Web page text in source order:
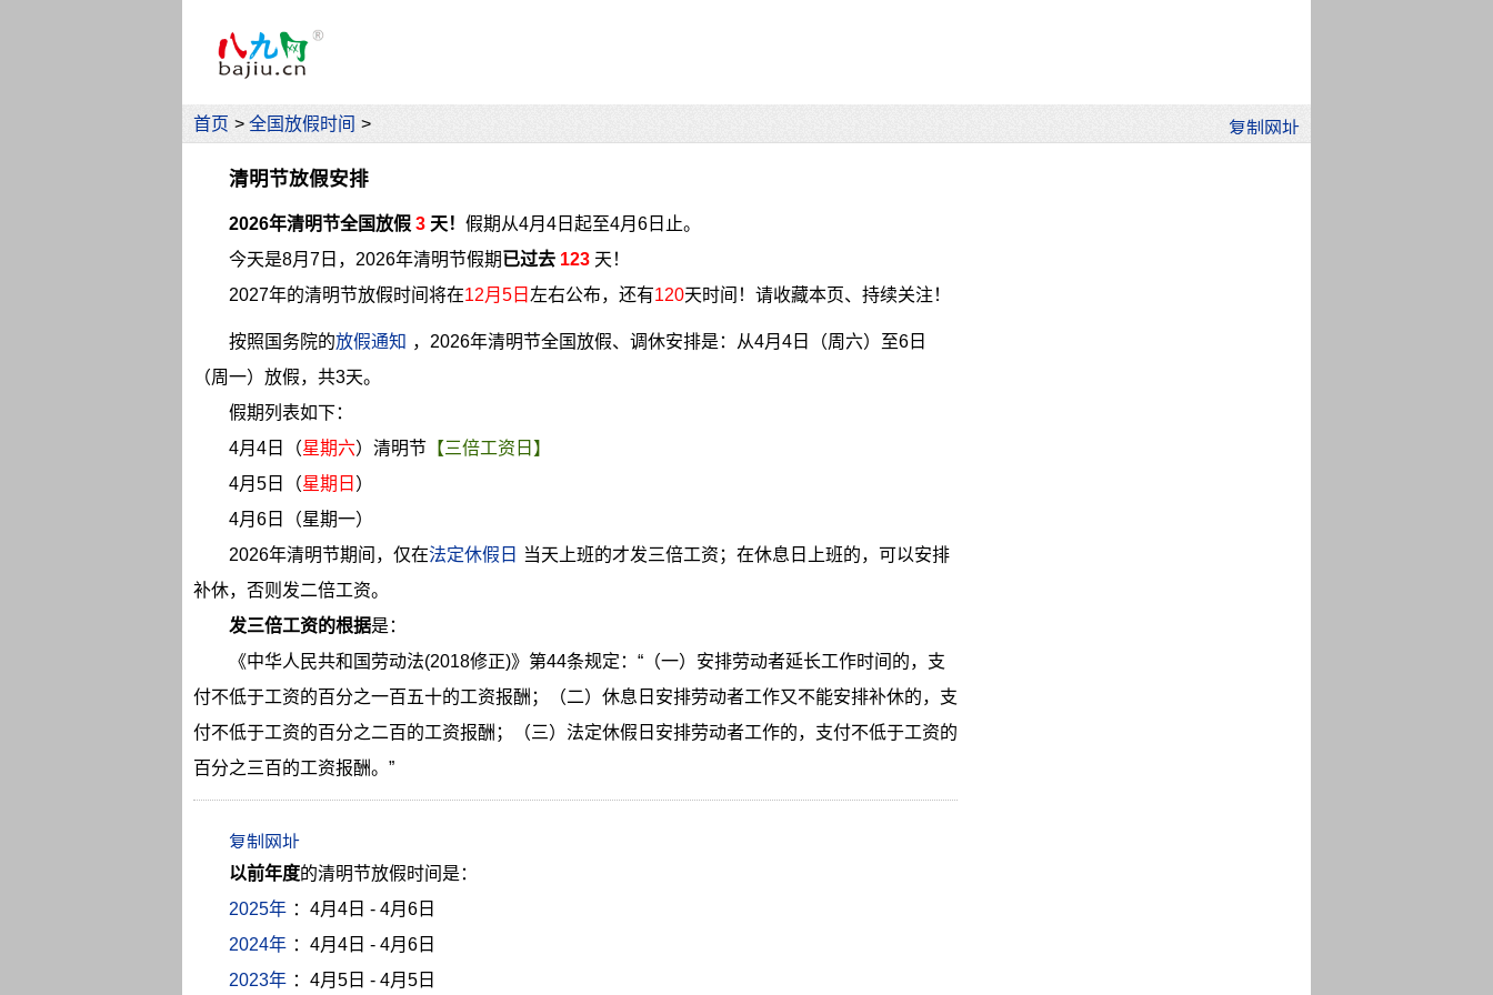
首页 > 全国放假时间 >
清明节放假安排
2026年清明节全国放假 3 天！ 假期从4月4日起至4月6日止。
今天是8月7日，2026年清明节假期已过去 123 天！
2027年的清明节放假时间将在12月5日 左右公布，还有120天时间！请收藏本页、持续关注！
按照国务院的放假通知 ，2026年清明节全国放假、调休安排是：从4月4日（周六）至6日
（周一）放假，共3天。
假期列表如下：
4月4日（星期六）清明节 【三倍工资日】
4月5日（星期日 ）
4月6日（星期一）
2026年清明节期间，仅在法定休假日
当天上班的才发三倍工资；在休息日上班的，可以安排
补休，否则发二倍工资。
发三倍工资的根据是：
《中华人民共和国劳动法(2018修正)》第44条规定：“（一）安排劳动者延长工作时间的，支
付不低于工资的百分之一百五十的工资报酬；（二）休息日安排劳动者工作又不能安排补休的，支
付不低于工资的百分之二百的工资报酬；（三）法定休假日安排劳动者工作的，支付不低于工资的
百分之三百的工资报酬。”
以前年度的清明节放假时间是：
2025年 ：4月4日 - 4月6日
2024年 ：4月4日 - 4月6日
2023年 ：4月5日 - 4月5日